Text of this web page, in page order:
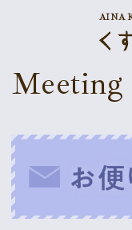
AINA
Schedule
Discography